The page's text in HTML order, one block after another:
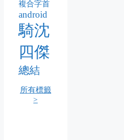
複合字首
android
騎沈
四傑
總結
所有標籤
>